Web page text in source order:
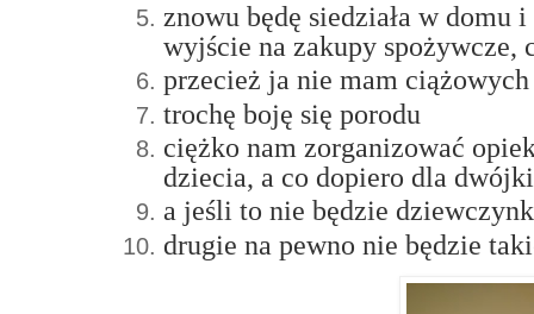
znowu będę siedziała w
wyjście na zakupy spożywcze,
przecież ja nie mam
trochę boję się porodu
ciężko nam zorganizować
dziecia, a co dopiero dla
a jeśli to nie będzie
drugie na pewno nie będzie